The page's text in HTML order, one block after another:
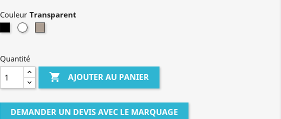
Couleur
Noir Transparent
Quantité
 AJOUTER AU PANIER
DEMANDER UN DEVIS AVEC LE MARQUAGE